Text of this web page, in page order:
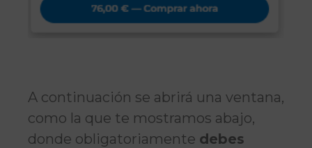
A continuación se abrirá una ventana,
como la que te mostramos abajo,
donde obligatoriamente debes